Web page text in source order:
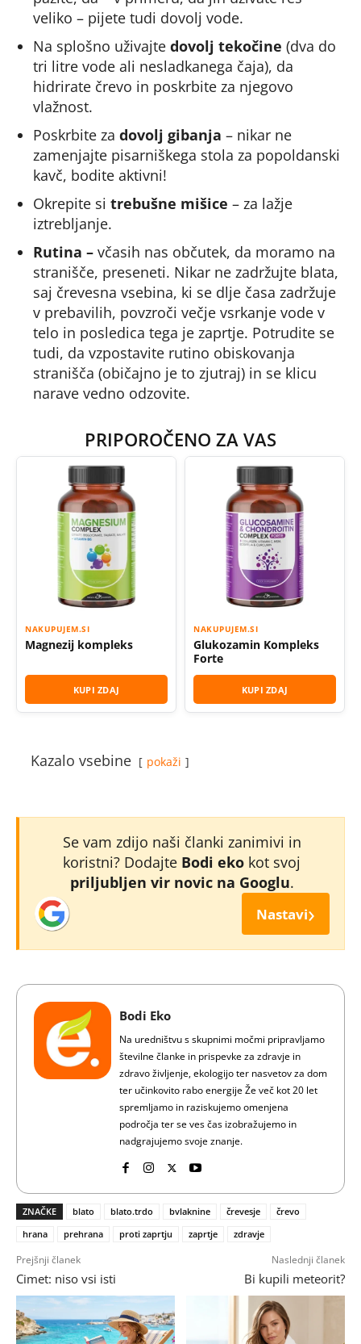
veliko – pijete tudi dovolj vode.
Na splošno uživajte dovolj tekočine (dva do
tri litre vode ali nesladkanega čaja), da
hidrirate črevo in poskrbite za njegovo
vlažnost.
Poskrbite za dovolj gibanja – nikar ne
zamenjajte pisarniškega stola za popoldanski
kavč, bodite aktivni!
Okrepite si trebušne mišice – za lažje
iztrebljanje.
Rutina – včasih nas občutek, da moramo na
stranišče, preseneti. Nikar ne zadržujte blata,
saj črevesna vsebina, ki se dlje časa zadržuje
v prebavilih, povzroči večje vsrkanje vode v
telo in posledica tega je zaprtje. Potrudite se
tudi, da vzpostavite rutino obiskovanja
stranišča (običajno je to zjutraj) in se klicu
narave vedno odzovite.
PRIPOROČENO ZA VAS
NAKUPUJEM.SI
Magnezij kompleks
KUPI ZDAJ
NAKUPUJEM.SI
Glukozamin Kompleks
Forte
KUPI ZDAJ
Kazalo vsebine pokaži
Se vam zdijo naši članki zanimivi in
koristni? Dodajte Bodi eko kot svoj
priljubljen vir novic na Googlu.
Nastavi›
Bodi Eko
Na uredništvu s skupnimi močmi pripravljamo
številne članke in prispevke za zdravje in
zdravo življenje, ekologijo ter nasvetov za dom
ter učinkovito rabo energije Že več kot 20 let
spremljamo in raziskujemo omenjena
področja ter se ves čas izobražujemo in
nadgrajujemo svoje znanje.
ZNAČKE blato blato.trdo bvlaknine črevesje
črevo
hrana
prehrana proti zaprtju zaprtje zdravje
Prejšnji članek
Cimet: niso vsi isti
Naslednji članek
Bi kupili meteorit?